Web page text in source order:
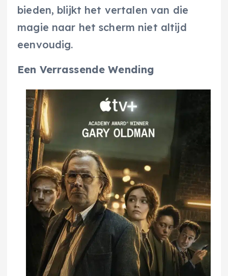
bieden, blijkt het vertalen van die
magie naar het scherm niet altijd
eenvoudig.
Een Verrassende Wending